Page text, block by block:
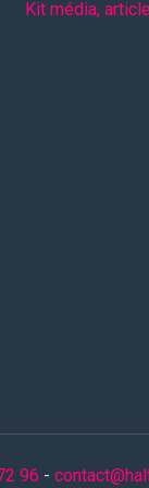
Kit média,
96 -